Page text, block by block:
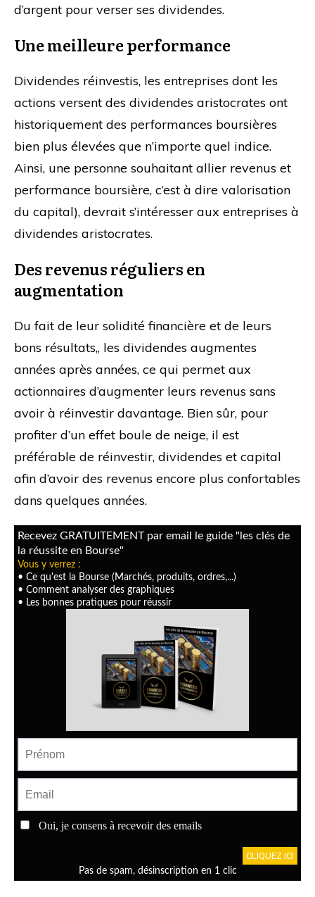
d’argent pour verser ses dividendes.
Une meilleure performance
Dividendes réinvestis, les entreprises dont les
actions versent des dividendes aristocrates ont
historiquement des performances boursières
bien plus élevées que n’importe quel indice.
Ainsi, une personne souhaitant allier revenus et
performance boursière, c’est à dire valorisation
du capital), devrait s’intéresser aux entreprises à
dividendes aristocrates.
Des revenus réguliers en
augmentation
Du fait de leur solidité financière et de leurs
bons résultats,, les dividendes augmentes
années après années, ce qui permet aux
actionnaires d’augmenter leurs revenus sans
avoir à réinvestir davantage. Bien sûr, pour
profiter d’un effet boule de neige, il est
préférable de réinvestir, dividendes et capital
afin d’avoir des revenus encore plus confortables
dans quelques années.